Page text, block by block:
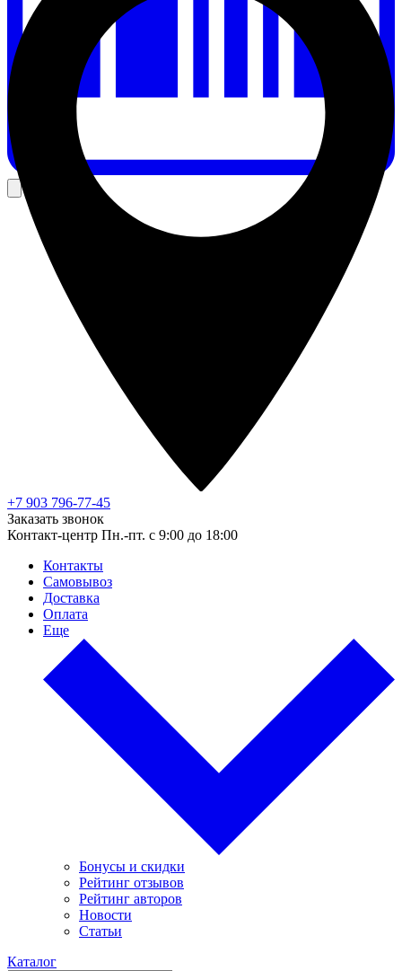
+7 903 796-77-45
Заказать звонок
Контакт-центр Пн.-пт. с 9:00 до 18:00
Контакты
Самовывоз
Доставка
Оплата
Еще
Бонусы и скидки
Рейтинг отзывов
Рейтинг авторов
Новости
Статьи
Каталог